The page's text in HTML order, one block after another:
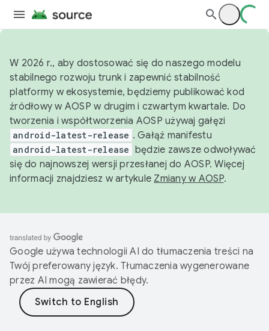
W 2026 r., aby dostosować się do naszego modelu
stabilnego rozwoju trunk i zapewnić stabilność
platformy w ekosystemie, będziemy publikować kod
źródłowy w AOSP w drugim i czwartym kwartale. Do
tworzenia i współtworzenia AOSP używaj gałęzi
android-latest-release . Gałąź manifestu
android-latest-release będzie zawsze odwoływać
się do najnowszej wersji przesłanej do AOSP. Więcej
informacji znajdziesz w artykule Zmiany w AOSP.
Google używa technologii AI do tłumaczenia treści na
Twój preferowany język. Tłumaczenia wygenerowane
przez AI mogą zawierać błędy.